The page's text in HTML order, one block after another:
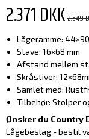
2.371 DKK2.549
Lågeramme:
Stave: 16×68 mm
Afstand mellem
Skråstiver:
Samlet med:
Tilbehør: Stolper
Ønsker du Country
Lågebeslag - bestil